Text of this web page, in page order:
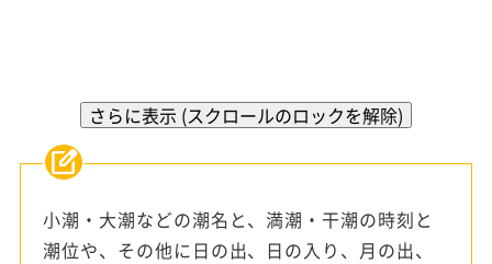
さらに表示 (スクロールのロックを解除)
小潮・大潮などの潮名と、満潮・干潮の時刻と
潮位や、その他に日の出、日の入り、月の出、